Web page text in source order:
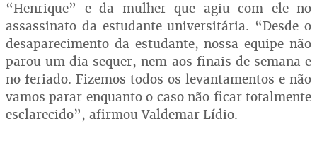
“Henrique” e da mulher que agiu com ele no
assassinato da estudante universitária. “Desde o
desaparecimento da estudante, nossa equipe não
parou um dia sequer, nem aos finais de semana e
no feriado. Fizemos todos os levantamentos e não
vamos parar enquanto o caso não ficar totalmente
esclarecido”, afirmou Valdemar Lídio.